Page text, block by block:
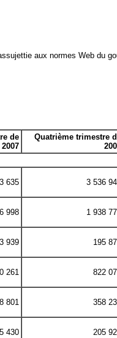
aux normes Web du
de
2007
Quatrième trimestre
635 3 536
998 1 938
939 195
261 822
801 358
430 205